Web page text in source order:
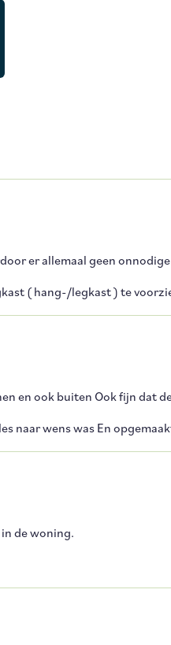
er allemaal geen
( hang-/legkast ) te
en ook buiten Ook fijn dat
naar wens was En
de woning.